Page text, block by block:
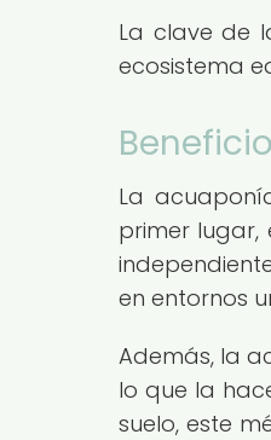
La clave de
ecosistema
La
primer lugar,
en entornos
Además, la
lo que la
suelo, este